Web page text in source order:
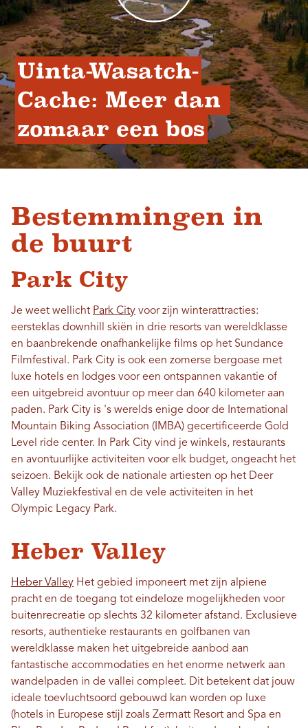
Uinta-Wasatch-
Cache: Meer dan
zomaar een bos
Bestemmingen in
de buurt
Park City
Je weet wellicht Park City voor zijn winterattracties:
eersteklas downhill skiën in drie resorts van wereldklasse
en baanbrekende onafhankelijke films op het Sundance
Filmfestival. Park City is ook een zomerse bergoase met
luxe hotels en lodges voor een ontspannen vakantie of
een uitgebreid avontuur op meer dan 640 kilometer aan
paden. Park City is 's werelds enige door de International
Mountain Biking Association (IMBA) gecertificeerde Gold
Level ride center. In Park City vind je winkels, restaurants
en avontuurlijke activiteiten voor elk budget, ongeacht het
seizoen. Bekijk ook de nationale artiesten op het Deer
Valley Muziekfestival en de vele activiteiten in het
Olympic Legacy Park.
Heber Valley
Heber Valley Het gebied imponeert met zijn alpiene
pracht en de toegang tot eindeloze mogelijkheden voor
buitenrecreatie op slechts 32 kilometer afstand. Exclusieve
resorts, authentieke restaurants en golfbanen van
wereldklasse maken het uitgebreide aanbod aan
fantastische accommodaties en het enorme netwerk aan
wandelpaden in de vallei compleet. Dit betekent dat jouw
ideale toevluchtsoord gebouwd kan worden op luxe
(hotels in Europese stijl zoals Zermatt Resort and Spa en